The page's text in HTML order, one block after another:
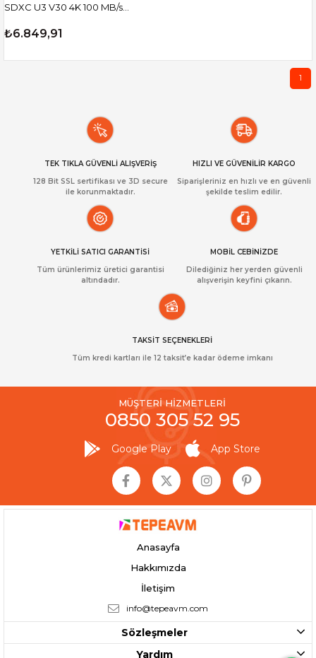
SDXC U3 V30 4K 100 MB/s
₺6.849,91
1
TEK TIKLA GÜVENLİ ALIŞVERİŞ
128 Bit SSL sertifikası ve 3D secure
ile korunmaktadır.
HIZLI VE GÜVENİLİR KARGO
Siparişleriniz en hızlı ve en güvenli
şekilde teslim edilir.
YETKİLİ SATICI GARANTİSİ
Tüm ürünlerimiz üretici garantisi
altındadır.
MOBİL CEBİNİZDE
Dilediğiniz her yerden güvenli
alışverişin keyfini çıkarın.
TAKSİT SEÇENEKLERİ
Tüm kredi kartları ile 12 taksit’e kadar ödeme imkanı
MÜŞTERİ HİZMETLERİ
0850 305 52 95
Google Play App Store
Anasayfa
Hakkımızda
İletişim
info@tepeavm.com
Sözleşmeler
Yardım